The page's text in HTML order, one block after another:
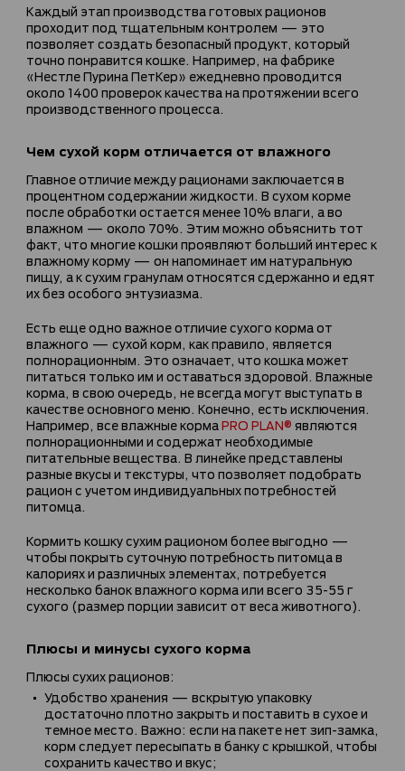
Каждый этап производства готовых рационов
проходит под тщательным контролем — это
позволяет создать безопасный продукт, который
точно понравится кошке. Например, на фабрике
«Нестле Пурина ПетКер» ежедневно проводится
около 1400 проверок качества на протяжении всего
производственного процесса.
Чем сухой корм отличается от влажного
Главное отличие между рационами заключается в
процентном содержании жидкости. В сухом корме
после обработки остается менее 10% влаги, а во
влажном — около 70%. Этим можно объяснить тот
факт, что многие кошки проявляют больший интерес к
влажному корму — он напоминает им натуральную
пищу, а к сухим гранулам относятся сдержанно и едят
их без особого энтузиазма.
Есть еще одно важное отличие сухого корма от
влажного — сухой корм, как правило, является
полнорационным. Это означает, что кошка может
питаться только им и оставаться здоровой. Влажные
корма, в свою очередь, не всегда могут выступать в
качестве основного меню. Конечно, есть исключения.
Например, все влажные корма PRO PLAN® являются
полнорационными и содержат необходимые
питательные вещества. В линейке представлены
разные вкусы и текстуры, что позволяет подобрать
рацион с учетом индивидуальных потребностей
питомца.
Кормить кошку сухим рационом более выгодно —
чтобы покрыть суточную потребность питомца в
калориях и различных элементах, потребуется
несколько банок влажного корма или всего 35-55 г
сухого (размер порции зависит от веса животного).
Плюсы и минусы сухого корма
Плюсы сухих рационов:
Удобство хранения — вскрытую упаковку
достаточно плотно закрыть и поставить в сухое и
темное место. Важно: если на пакете нет зип-замка,
корм следует пересыпать в банку с крышкой, чтобы
сохранить качество и вкус;